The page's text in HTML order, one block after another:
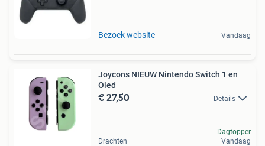
Bezoek website Vandaag
Joycons NIEUW Nintendo Switch 1 en
Oled
€ 27,50 Details
Drachten
Dagtopper
Vandaag